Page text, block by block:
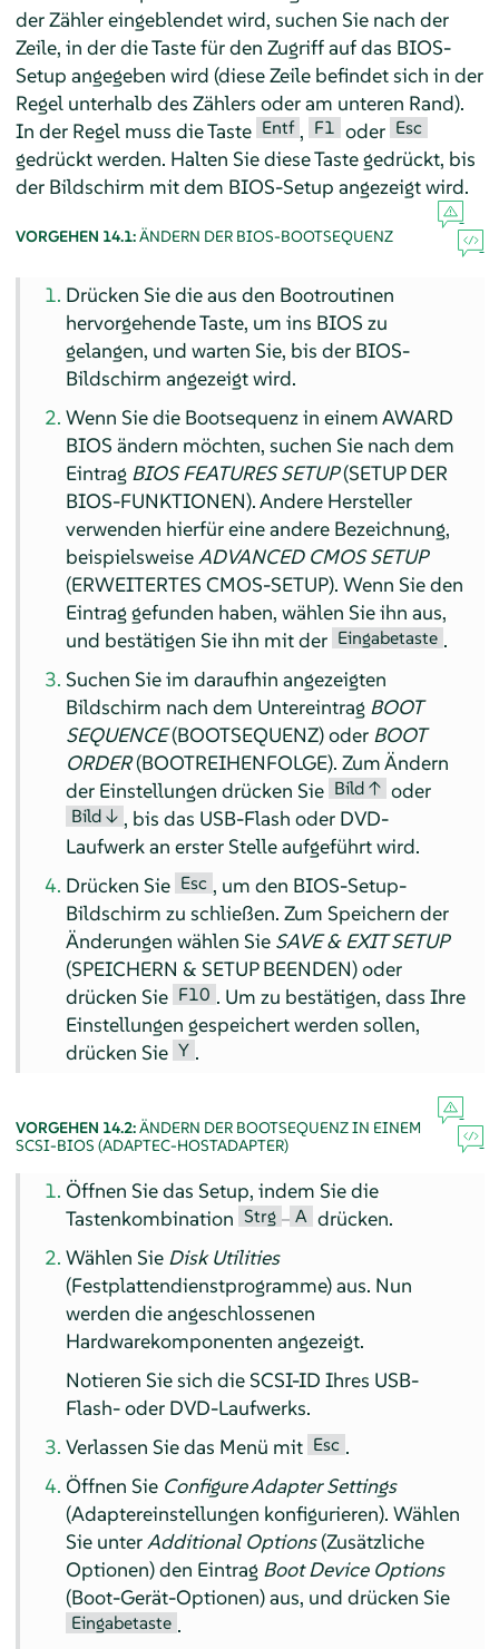
der Zähler eingeblendet wird, suchen Sie nach der
Zeile, in der die Taste für den Zugriff auf das BIOS-
Setup angegeben wird (diese Zeile befindet sich in der
Regel unterhalb des Zählers oder am unteren Rand).
In der Regel muss die Taste Entf , F1 oder Esc
gedrückt werden. Halten Sie diese Taste gedrückt, bis
der Bildschirm mit dem BIOS-Setup angezeigt wird.
VORGEHEN 14.1:ÄNDERN DER BIOS-BOOTSEQUENZ
Drücken Sie die aus den Bootroutinen
hervorgehende Taste, um ins BIOS zu
gelangen, und warten Sie, bis der BIOS-
Bildschirm angezeigt wird.
Wenn Sie die Bootsequenz in einem AWARD
BIOS ändern möchten, suchen Sie nach dem
Eintrag BIOS FEATURES SETUP(SETUP DER
BIOS-FUNKTIONEN). Andere Hersteller
verwenden hierfür eine andere Bezeichnung,
beispielsweiseADVANCED CMOS SETUP
(ERWEITERTES CMOS-SETUP). Wenn Sie den
Eintrag gefunden haben, wählen Sie ihn aus,
und bestätigen Sie ihn mit der Eingabetaste .
Suchen Sie im daraufhin angezeigten
Bildschirm nach dem Untereintrag BOOT
SEQUENCE(BOOTSEQUENZ) oder BOOT
ORDER(BOOTREIHENFOLGE). Zum Ändern
der Einstellungen drücken Sie Bild ↑ oder
Bild ↓ , bis das USB-Flash oder DVD-
Laufwerk an erster Stelle aufgeführt wird.
Drücken Sie Esc , um den BIOS-Setup-
Bildschirm zu schließen. Zum Speichern der
Änderungen wählen Sie SAVE & EXIT SETUP
(SPEICHERN & SETUP BEENDEN) oder
drücken Sie F10 . Um zu bestätigen, dass Ihre
Einstellungen gespeichert werden sollen,
drücken Sie Y .
VORGEHEN 14.2:ÄNDERN DER BOOTSEQUENZ IN EINEM
SCSI-BIOS (ADAPTEC-HOSTADAPTER)
Öffnen Sie das Setup, indem Sie die
Tastenkombination Strg – A drücken.
Wählen Sie Disk Utilities
(Festplattendienstprogramme) aus. Nun
werden die angeschlossenen
Hardwarekomponenten angezeigt.
Notieren Sie sich die SCSI-ID Ihres USB-
Flash- oder DVD-Laufwerks.
Verlassen Sie das Menü mit Esc .
Öffnen Sie Configure Adapter Settings
(Adaptereinstellungen konfigurieren). Wählen
Sie unterAdditional Options(Zusätzliche
Optionen) den Eintrag Boot Device Options
(Boot-Gerät-Optionen) aus, und drücken Sie
Eingabetaste .